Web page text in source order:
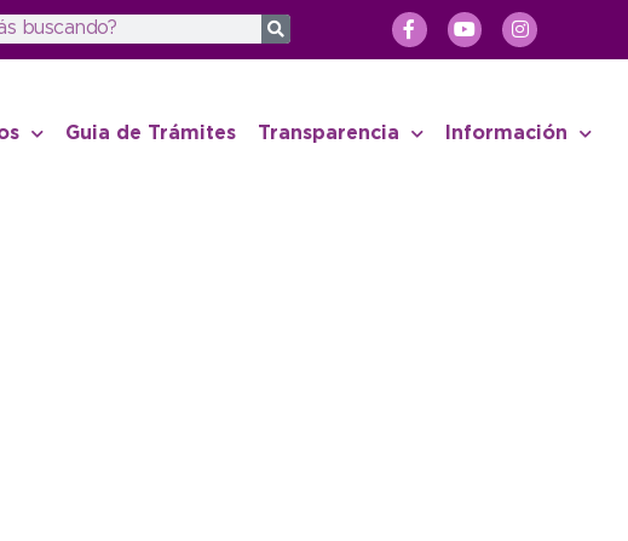
Guia de Trámites Transparencia Información